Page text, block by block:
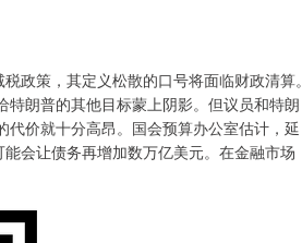
政策，其定义松散的口号将面临财政清算。
朗普的其他目标蒙上阴影。但议员和特朗
价就十分高昂。国会预算办公室估计，延
会让债务再增加数万亿美元。在金融市场